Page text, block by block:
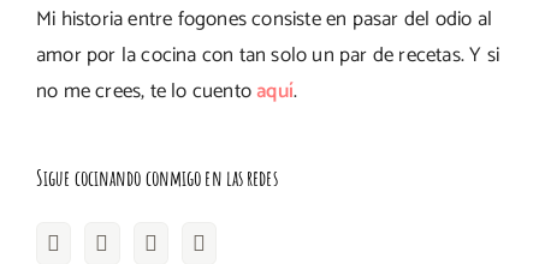
Mi historia entre fogones consiste en pasar del odio al
amor por la cocina con tan solo un par de recetas. Y si
no me crees, te lo cuentoaquí.
Sigue cocinando conmigo en las redes